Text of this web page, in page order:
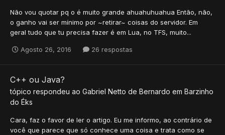
Não vou quotar pq o é muito grande ahuahuhuahua Então, não,
o ganho vai ser mínimo por ~retirar~ coisas do servidor. Em
geral tudo que tu precisa fazer é em Lua, no TFS, muito...
Agosto 26, 2016 26 respostas
C++ ou Java?
tópico respondeu ao Gabriel Netto de Bernardo em Barzinho
do Éks
Cara, faz o favor de ler o artigo. Eu me informo, ao contrário de
você que parece que só conhece uma coisa e trata como se